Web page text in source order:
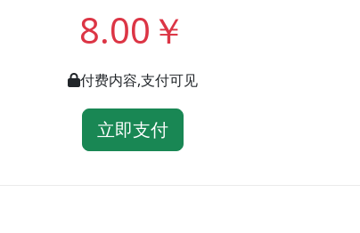
8.00￥
付费内容,支付可见
立即支付